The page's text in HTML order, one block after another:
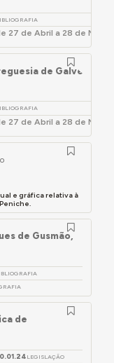
27 de Abril a 28 de Maio
de Galveias,
27 de Abril a 28 de Maio
e gráfica relativa à
de Gusmão,
de
LEGISLAÇÃO